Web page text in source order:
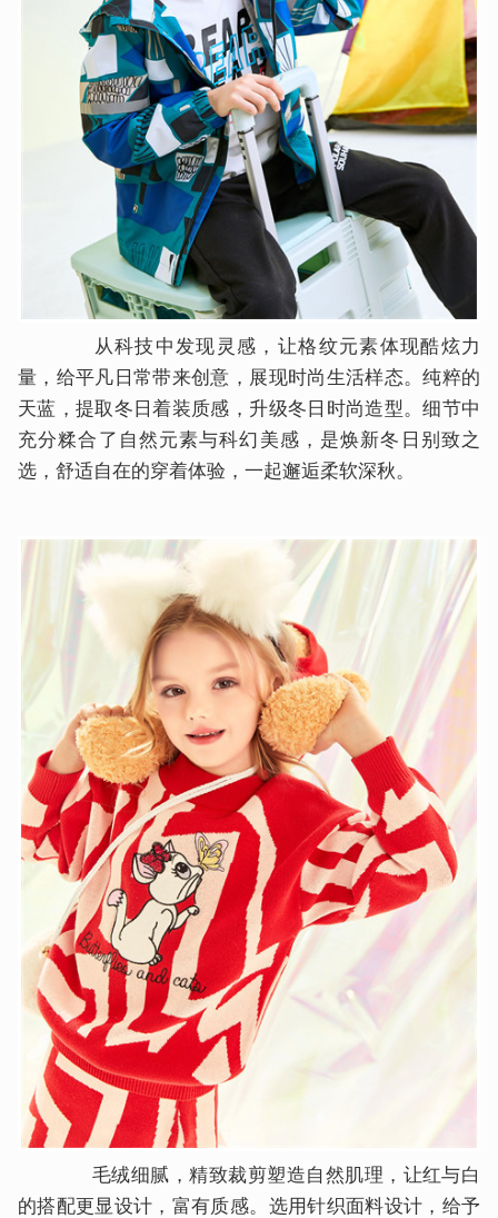
从科技中发现灵感，让格纹元素体现酷炫力
量，给平凡日常带来创意，展现时尚生活样态。纯粹的
天蓝，提取冬日着装质感，升级冬日时尚造型。细节中
充分糅合了自然元素与科幻美感，是焕新冬日别致之
选，舒适自在的穿着体验，一起邂逅柔软深秋。
毛绒细腻，精致裁剪塑造自然肌理，让红与白
的搭配更显设计，富有质感。选用针织面料设计，给予